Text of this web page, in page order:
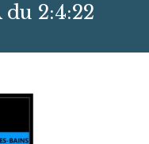
2:4:22